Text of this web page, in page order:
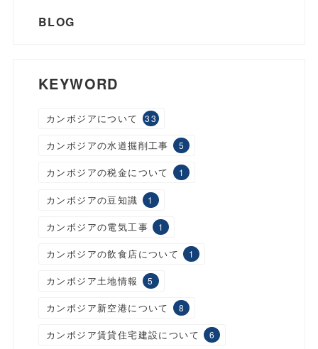
BLOG
KEYWORD
カンボジアについて 33
カンボジアの水道掘削工事 5
カンボジアの税金について 1
カンボジアの豆知識 1
カンボジアの電気工事 1
カンボジアの飲食店について 1
カンボジア土地情報 5
カンボジア新空港について 8
カンボジア賃貸住宅建設について 6